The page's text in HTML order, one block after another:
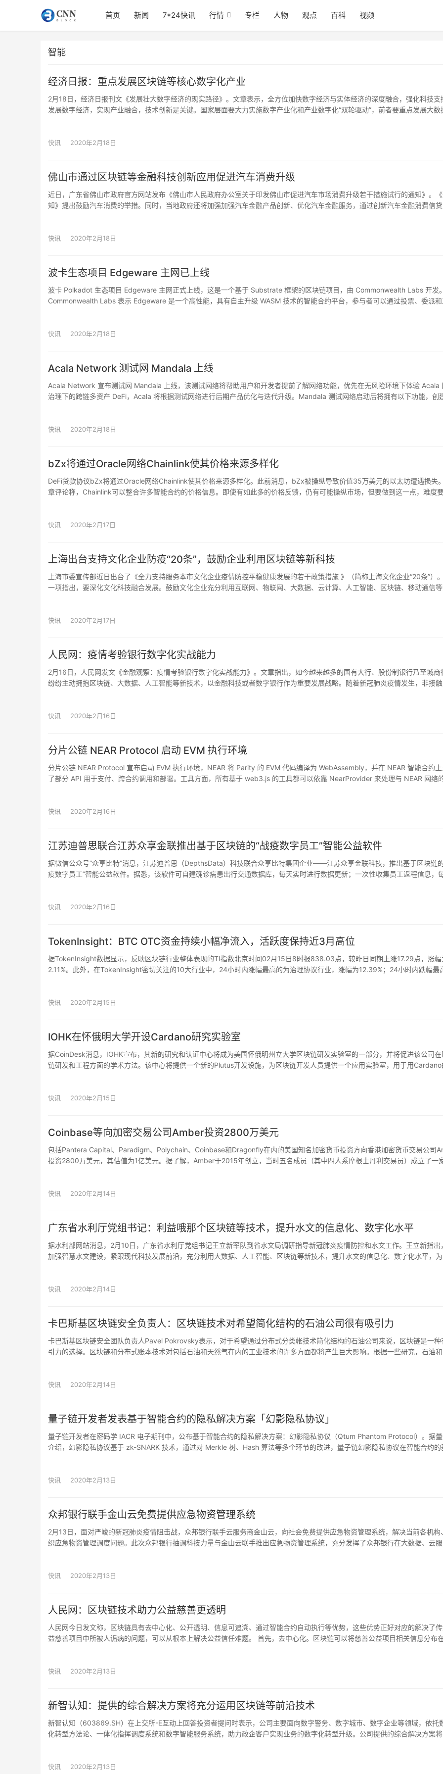
首页 新闻 7*24快讯 行情 专栏 人物 观点 百科 视频
智能
经济日报：重点发展区块链等核心数字化产业
2月18日，经济日报刊文《发展壮大数字经济的现实路径》。文章表示，全方位加快数字经济与实体经济的深度融合，强化科技支
发展数字经济，实现产业融合，技术创新是关键。国家层面要大力实施数字产业化和产业数字化“双轮驱动”，前者要重点发展大数
数据、人工智能、区块链、5G等重点领域的研发投入。
快讯 2020年2月18日
佛山市通过区块链等金融科技创新应用促进汽车消费升级
近日，广东省佛山市政府官方网站发布《佛山市人民政府办公室关于印发佛山市促进汽车市场消费升级若干措施试行的通知》。
知》提出鼓励汽车消费的举措。同时，当地政府还将加强加强汽车金融产品创新、优化汽车金融服务，通过创新汽车金融消费信贷
快讯 2020年2月18日
波卡生态项目 Edgeware 主网已上线
波卡 Polkadot 生态项目 Edgeware 主网正式上线，这是一个基于 Substrate 框架的区块链项目，由 Commonwealth Labs 开发。
Commonwealth Labs 表示 Edgeware 是一个高性能，具有自主升级 WASM 技术的智能合约平台，参与者可以通过投票、委派和
级为测试网。Edgeware 在年初表示将主网上线日期定为 2 月 12 日，后来又推迟至 2 月 17 日。
快讯 2020年2月18日
Acala Network 测试网 Mandala 上线
Acala Network 宣布测试网 Mandala 上线，该测试网络将帮助用户和开发者提前了解网络功能，优先在无风险环境下体验 Acala
治理下的跨链多资产 DeFi，Acala 将根据测试网络进行后期产品优化与迭代升级。Mandala 测试网络启动后将拥有以下功能，创
间的即时交换。Acala Network，专注 DeFi 领域中的应用管理，尤其关注那些开放金融中基础结构的应用程序，比如稳定的货币
aUSD 是一种多抵押加密货币， 以 1:1 锚定美元固定汇率。
快讯 2020年2月18日
bZx将通过Oracle网络Chainlink使其价格来源多样化
DeFi贷款协议bZx将通过Oracle网络Chainlink使其价格来源多样化。此前消息，bZx被操纵导致价值35万美元的以太坊遭遇损失
章评论称，Chainlink可以整合许多智能合约的价格信息。即使有如此多的价格反馈，仍有可能操纵市场，但要做到这一点，难度
快讯 2020年2月17日
上海出台支持文化企业防疫“20条”，鼓励企业利用区块链等新科技
上海市委宣传部近日出台了《全力支持服务本市文化企业疫情防控平稳健康发展的若干政策措施 》（简称上海文化企业“20条”）
一项指出，要深化文化科技融合发展。鼓励文化企业充分利用互联网、物联网、大数据、云计算、人工智能、区块链、移动通信等
快讯 2020年2月17日
人民网：疫情考验银行数字化实战能力
2月16日，人民网发文《金融观察：疫情考验银行数字化实战能力》。文章指出，如今越来越多的国有大行、股份制银行乃至城商
纷纷主动拥抱区块链、大数据、人工智能等新技术，以金融科技或者数字银行作为重要发展战略。随着新冠肺炎疫情发生，非接触
在困难的上游小企业37户，依托以该集团为核心的应收款链平台商圈，通过区块链应收款支付工程款、劳务费等，企业收到区块链
快讯 2020年2月16日
分片公链 NEAR Protocol 启动 EVM 执行环境
分片公链 NEAR Protocol 宣布启动 EVM 执行环境，NEAR 将 Parity 的 EVM 代码编译为 WebAssembly，并在 NEAR 智能合约
了部分 API 用于支付、跨合约调用和部署。工具方面，所有基于 web3.js 的工具都可以依靠 NearProvider 来处理与 NEAR 网络
快讯 2020年2月16日
江苏迪普思联合江苏众享金联推出基于区块链的“战疫数字员工”智能公益软件
据微信公众号“众享比特”消息，江苏迪普思（DepthsData）科技联合众享比特集团企业——江苏众享金联科技，推出基于区块链
疫数字员工”智能公益软件。据悉，该软件可自建确诊病患出行交通数据库，每天实时进行数据更新；一次性收集员工返程信息，
快讯 2020年2月16日
TokenInsight：BTC OTC资金持续小幅净流入，活跃度保持近3月高位
据TokenInsight数据显示，反映区块链行业整体表现的TI指数北京时间02月15日8时报838.03点，较昨日同期上涨17.29点，涨幅
2.11%。此外，在TokenInsight密切关注的10大行业中，24小时内涨幅最高的为治理协议行业，涨幅为12.39%；24小时内跌幅最
据监测显示，BTC 24h成交额为$431亿，活跃地址数较前日下降16.93%，转账数较前日上升7.6%。Coinwalle分析师Jeffrey认为
另据Bituniverse智能AI量化分析，今日行情可开启LTC/USDT网格交易，区间63.8600-91.9900 USDT，高抛低吸，赚取收益。
注：以上内容仅供参考，不构成投资建议。
快讯 2020年2月15日
IOHK在怀俄明大学开设Cardano研究实验室
据CoinDesk消息，IOHK宣布，其新的研究和认证中心将成为美国怀俄明州立大学区块链研发实验室的一部分，并将促进该公司
链研发和工程方面的学术方法。该中心将提供一个新的Plutus开发设施，为区块链开发人员提供一个应用实验室，用于用Cardano
新的可追溯性工具和供应链管理。
快讯 2020年2月15日
Coinbase等向加密交易公司Amber投资2800万美元
包括Pantera Capital、Paradigm、Polychain、Coinbase和Dragonfly在内的美国知名加密货币投资方向香港加密货币交易公司
投资2800万美元，其估值为1亿美元。据了解，Amber于2015年创立，当时五名成员（其中四人系摩根士丹利交易员）成立了一
快讯 2020年2月14日
广东省水利厅党组书记：利益哦那个区块链等技术，提升水文的信息化、数字化水平
据水利部网站消息，2月10日，广东省水利厅党组书记王立新率队到省水文局调研指导新冠肺炎疫情防控和水文工作。王立新指出
加强智慧水文建设，紧跟现代科技发展前沿，充分利用大数据、人工智能、区块链等新技术，提升水文的信息化、数字化水平，为
快讯 2020年2月14日
卡巴斯基区块链安全负责人：区块链技术对希望简化结构的石油公司很有吸引力
卡巴斯基区块链安全团队负责人Pavel Pokrovsky表示，对于希望通过分布式分类帐技术简化结构的石油公司来说，区块链是一种
引力的选择。区块链和分布式账本技术对包括石油和天然气在内的工业技术的许多方面都将产生巨大影响。根据一些研究，石油和
快讯 2020年2月14日
量子链开发者发表基于智能合约的隐私解决方案「幻影隐私协议」
量子链开发者在密码学 IACR 电子期刊中，公布基于智能合约的隐私解决方案：幻影隐私协议（Qtum Phantom Protocol）。据
介绍，幻影隐私协议基于 zk-SNARK 技术，通过对 Merkle 树、Hash 算法等多个环节的改进，量子链幻影隐私协议在智能合约的
划支持其他的智能合约网络。
快讯 2020年2月13日
众邦银行联手金山云免费提供应急物资管理系统
2月13日，面对严峻的新冠肺炎疫情阻击战，众邦银行联手云服务商金山云，向社会免费提供应急物资管理系统，解决当前各机构
织应急物资管理调度问题。此次众邦银行抽调科技力量与金山云联手推出应急物资管理系统，充分发挥了众邦银行在大数据、云服
快讯 2020年2月13日
人民网：区块链技术助力公益慈善更透明
人民网今日发文称，区块链具有去中心化、公开透明、信息可追溯、通过智能合约自动执行等优势，这些优势正好对应的解决了
益慈善项目中所被人诟病的问题，可以从根本上解决公益信任难题。 首先，去中心化。区块链可以将慈善公益项目相关信息分布
样一来，就可以知道所捐助的每一笔款项的对应接收人是谁、是如何使用的、一共发放了几次、救助效果如何等等，可以点对点的
程和暗箱操作等问题。只需要把相关的条件和要求设定后，智能合约就可以自动执行。
快讯 2020年2月13日
新智认知：提供的综合解决方案将充分运用区块链等前沿技术
新智认知（603869.SH）在上交所-E互动上回答投资者提问时表示，公司主要面向数字警务、数字城市、数字企业等领域，依托
化转型方法论、一体化指挥调度系统和数字智能服务系统，助力政企客户实现业务的数字化转型升级。公司提供的综合解决方案将
快讯 2020年2月13日